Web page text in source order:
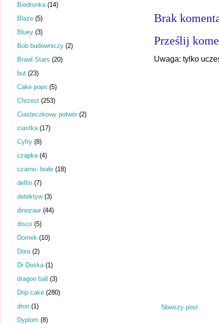
Brak
Prześlij
Uwaga: tylko
Nowszy post
Biedronka (14)
Blaze (5)
Bluey (3)
Bob budowniczy (2)
Brawl Stars (20)
but (23)
Cake pops (5)
Chrzest (253)
Ciasteczkowy potwór (2)
ciastka (17)
Cyfry (8)
czapka (4)
czarno- białe (18)
delfin (7)
detektyw (3)
dinozaur (44)
disco (5)
Domek (10)
Dora (2)
Dr Dośka (1)
dragon ball (3)
Drip cake (280)
dron (1)
Dyplom (8)